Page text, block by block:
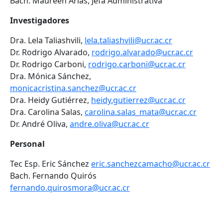
Investigadores
Dra. Lela Taliashvili, lela.taliashvili@ucr.ac.cr
Dr. Rodrigo Alvarado, rodrigo.alvarado@ucr.ac.cr
Dr. Rodrigo Carboni, rodrigo.carboni@ucr.ac.cr
Dra. Mónica Sánchez,
monicacristina.sanchez@ucr.ac.cr
Dra. Heidy Gutiérrez, heidy.gutierrez@ucr.ac.cr
Dra. Carolina Salas, carolina.salas_mata@ucr.ac.cr
Dr. André Oliva, andre.oliva@ucr.ac.cr
Personal
Tec Esp. Eric Sánchez eric.sanchezcamacho@ucr.ac.cr
Bach. Fernando Quirós
fernando.quirosmora@ucr.ac.cr